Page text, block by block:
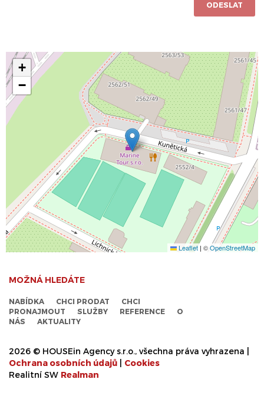
ODESLAT
+
−
Leaflet | ©OpenStreetMap
MOŽNÁ HLEDÁTE
NABÍDKA CHCI PRODAT
CHCI
PRONAJMOUT
SLUŽBY REFERENCE
O
NÁS
AKTUALITY
2026 © HOUSEin Agency s.r.o., všechna práva vyhrazena |
Ochrana osobních údajů
Cookies
Realitní SW Realman